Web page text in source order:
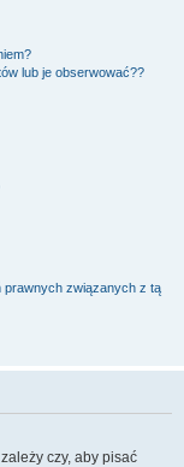
lub je obserwować??
prawnych związanych z tą
czy, aby pisać